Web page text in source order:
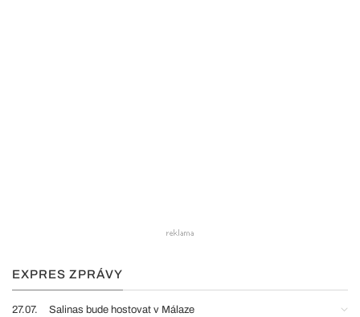
EXPRES ZPRÁVY
27.07. Salinas bude hostovat v Málaze